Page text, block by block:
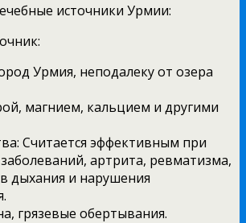
источники Урмии:
Урмия, неподалеку от озера
магнием, кальцием и другими
Считается эффективным при
артрита, ревматизма,
дыхания и нарушения
грязевые обертывания.